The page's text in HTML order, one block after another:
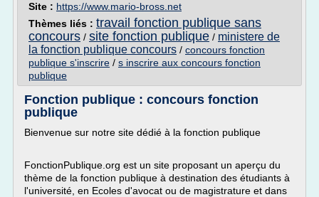
Site : https://www.mario-bross.net
Thèmes liés : travail fonction publique sans
concours / site fonction publique / ministere de
la fonction publique concours / concours fonction
publique s'inscrire / s inscrire aux concours fonction
publique
Fonction publique : concours fonction
publique
Bienvenue sur notre site dédié à la fonction publique
FonctionPublique.org est un site proposant un aperçu du
thème de la fonction publique à destination des étudiants à
l'université, en Ecoles d'avocat ou de magistrature et dans